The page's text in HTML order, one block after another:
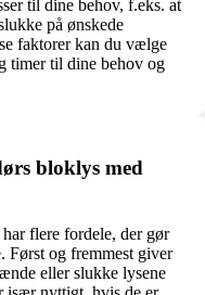
til dine behov, f.eks. at
på ønskede
faktorer kan du vælge
timer til dine behov og
bloklys med
flere fordele, der gør
Først og fremmest giver
eller slukke lysene